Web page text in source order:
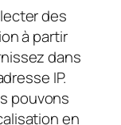
des
à partir
dans
IP.
pouvons
en